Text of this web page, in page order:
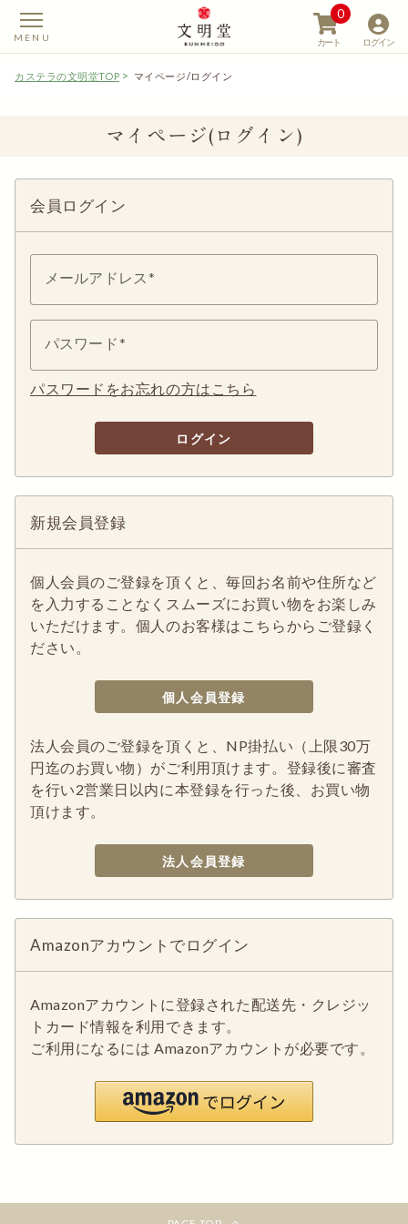
【カステラの文明堂】
ログイン
カート
0
カステラの文明堂TOP マイページ/ログイン
マイページ(ログイン)
会員ログイン
メールアドレス
パスワード
パスワードをお忘れの方はこちら
ログイン
新規会員登録
個人会員のご登録を頂くと、毎回お名前や住所など
を入力することなくスムーズにお買い物をお楽しみ
いただけます。個人のお客様はこちらからご登録く
ださい。
個人会員登録
法人会員のご登録を頂くと、NP掛払い（上限30万
円迄のお買い物）がご利用頂けます。登録後に審査
を行い2営業日以内に本登録を行った後、お買い物
頂けます。
法人会員登録
Amazonアカウントでログイン
Amazonアカウントに登録された配送先・クレジッ
トカード情報を利用できます。
ご利用になるには Amazonアカウントが必要です。